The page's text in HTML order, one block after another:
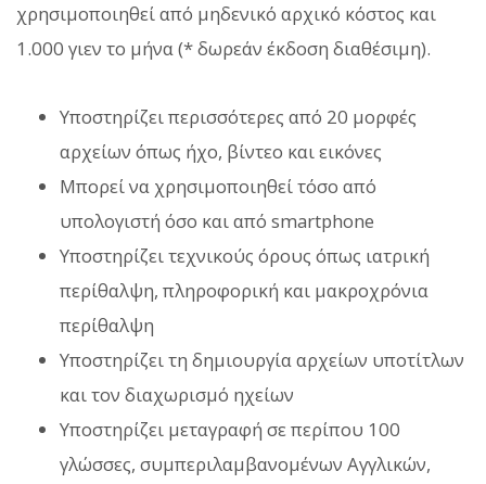
χρησιμοποιηθεί από μηδενικό αρχικό κόστος και
1.000 γιεν το μήνα (* δωρεάν έκδοση διαθέσιμη).
Υποστηρίζει περισσότερες από 20 μορφές
αρχείων όπως ήχο, βίντεο και εικόνες
Μπορεί να χρησιμοποιηθεί τόσο από
υπολογιστή όσο και από smartphone
Υποστηρίζει τεχνικούς όρους όπως ιατρική
περίθαλψη, πληροφορική και μακροχρόνια
περίθαλψη
Υποστηρίζει τη δημιουργία αρχείων υποτίτλων
και τον διαχωρισμό ηχείων
Υποστηρίζει μεταγραφή σε περίπου 100
γλώσσες, συμπεριλαμβανομένων Αγγλικών,